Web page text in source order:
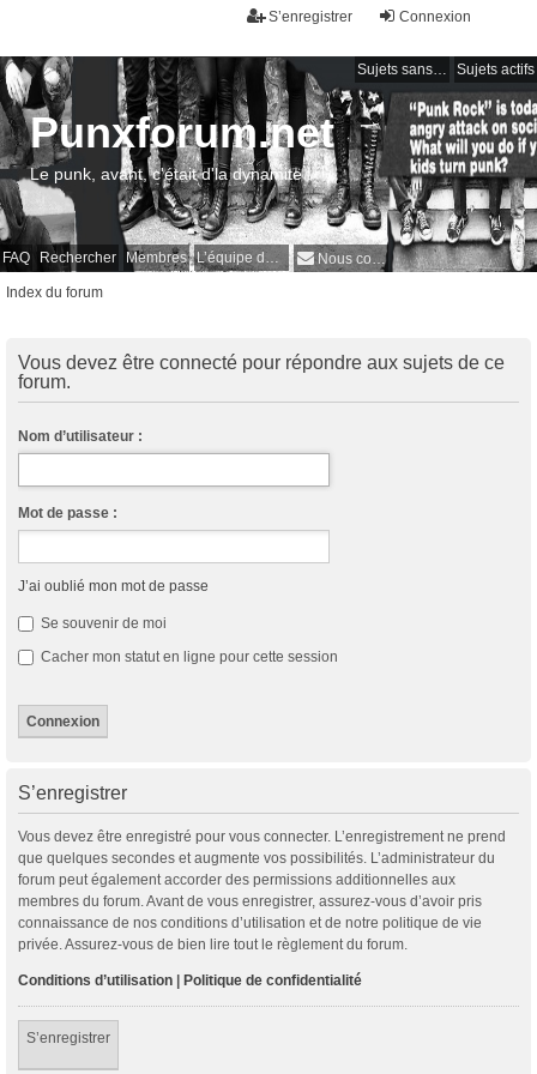
Connexion
S’enregistrer
Sujets sans réponse Sujets actifs
FAQ Rechercher Membres L’équipe du forum Nous contacter
Punxforum.net
Le punk, avant, c'était d'la dynamite !
Index du forum
Vous devez être connecté pour répondre aux sujets de ce
forum.
Nom d’utilisateur :
Mot de passe :
J’ai oublié mon mot de passe
Se souvenir de moi
Cacher mon statut en ligne pour cette session
S’enregistrer
Vous devez être enregistré pour vous connecter. L’enregistrement ne prend
que quelques secondes et augmente vos possibilités. L’administrateur du
forum peut également accorder des permissions additionnelles aux
membres du forum. Avant de vous enregistrer, assurez-vous d’avoir pris
connaissance de nos conditions d’utilisation et de notre politique de vie
privée. Assurez-vous de bien lire tout le règlement du forum.
Conditions d’utilisation Politique de confidentialité
S’enregistrer